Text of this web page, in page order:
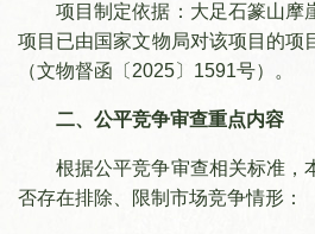
项目制定依据：大足石篆山摩
项目已由国家文物局对该项目的项
（文物督函〔2025〕1591号）。
二、公平竞争审查重点内容
根据公平竞争审查相关标准，
否存在排除、限制市场竞争情形：